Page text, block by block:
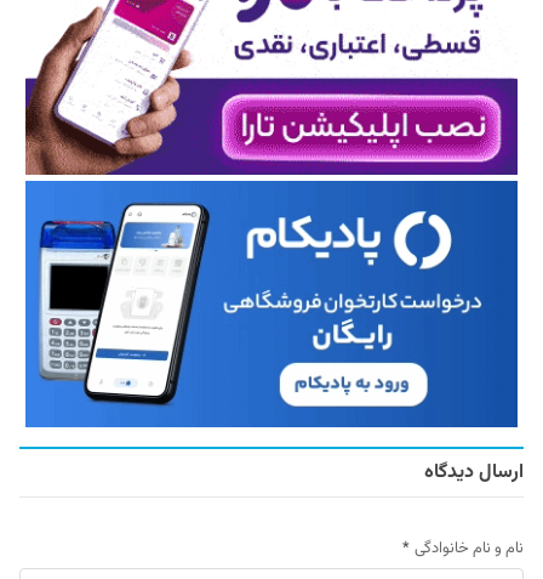
ارسال دیدگاه
نام و نام خانوادگی *